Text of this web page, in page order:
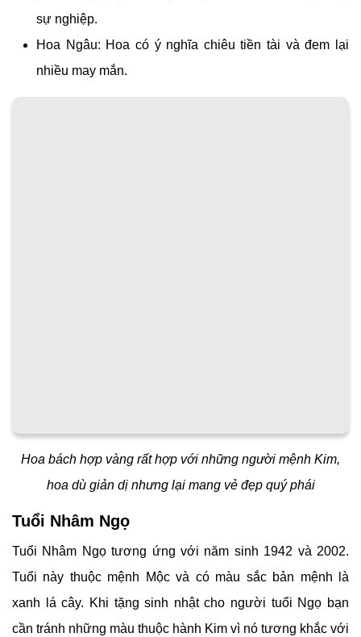
sự nghiệp.
Hoa Ngâu: Hoa có ý nghĩa chiêu tiền tài và đem lại
nhiều may mắn.
Hoa bách hợp vàng rất hợp với những người mệnh Kim,
hoa dù giản dị nhưng lại mang vẻ đẹp quý phái
Tuổi Nhâm Ngọ
Tuổi Nhâm Ngọ tương ứng với năm sinh 1942 và 2002.
Tuổi này thuộc mệnh Mộc và có màu sắc bản mệnh là
xanh lá cây. Khi tặng sinh nhật cho người tuổi Ngọ bạn
cần tránh những màu thuộc hành Kim vì nó tương khắc với